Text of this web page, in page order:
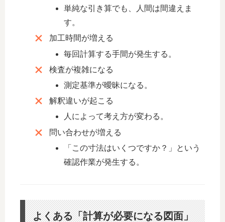
単純な引き算でも、人間は間違えま
す。
加工時間が増える
毎回計算する手間が発生する。
検査が複雑になる
測定基準が曖昧になる。
解釈違いが起こる
人によって考え方が変わる。
問い合わせが増える
「この寸法はいくつですか？」という
確認作業が発生する。
よくある「計算が必要になる図面」